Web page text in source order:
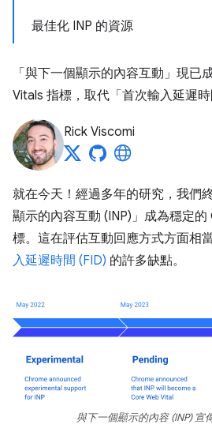
最佳化 INP 的資源
「與下一個顯示的內容互動」現已
Vitals 指標，取代「首次輸入延遲時
Rick Viscomi
就在今天！經過多年的研究，我們
顯示的內容互動 (INP)」 成為穩定的
標。這在評估互動回應方式方面相
入延遲時間 (FID) 的許多缺點。
與下一個顯示的內容 (INP) 宣